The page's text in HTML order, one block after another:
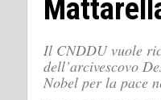
Il CNDDU vuole
dell’arcivescovo
Nobel per la pace